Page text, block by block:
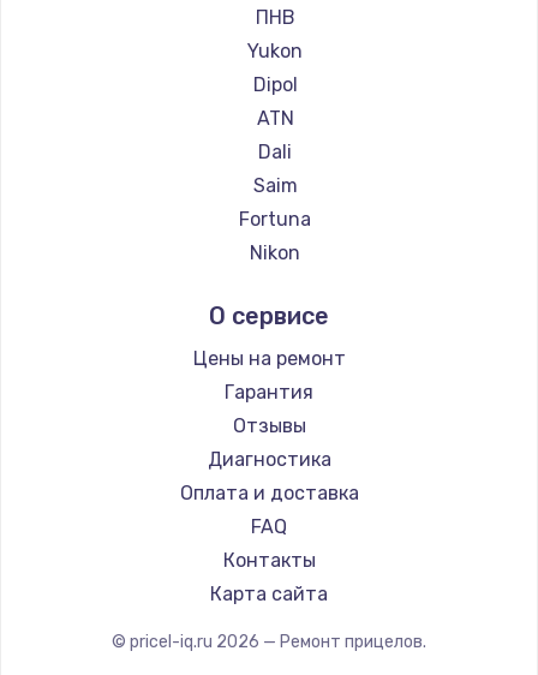
Ремонт прицелов Arkon
Ремонт прицелов ANYSMART
Ремонт прицелов FLIR
Ремонт прицелов Venox
Ремонт прицелов Holosun
Ремонт прицелов MAKdot
Ремонт прицелов Hikmicro
Ремонт прицелов IWT
Ремонт прицелов NNPO
Ремонт прицелов Taigan
Ремонт прицелов Thermal Scope
Ремонт прицелов ConoTech
Ремонт прицелов Легат
Ремонт прицелов Athlon
ПНВ
Yukon
Dipol
ATN
Dali
Saim
Fortuna
Nikon
Nikko
Hakko
HALES
Leica
Vector Optics
Carl Zeiss
Zeiss
AGM Global Vision
Pilad
О сервисе
Цены на ремонт
Гарантия
Отзывы
Диагностика
Оплата и доставка
FAQ
Контакты
Карта сайта
© pricel-iq.ru 2026 — Ремонт прицелов.